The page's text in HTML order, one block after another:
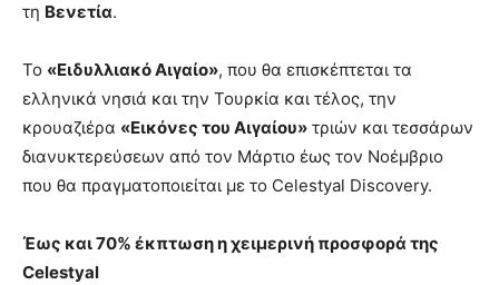
τη Βενετία.
Το «Ειδυλλιακό Αιγαίο», που θα επισκέπτεται τα
ελληνικά νησιά και την Τουρκία και τέλος, την
κρουαζιέρα «Εικόνες του Αιγαίου» τριών και τεσσάρων
διανυκτερεύσεων από τον Μάρτιο έως τον Νοέμβριο
που θα πραγματοποιείται με το Celestyal Discovery.
Έως και 70% έκπτωση η χειμερινή προσφορά της
Celestyal